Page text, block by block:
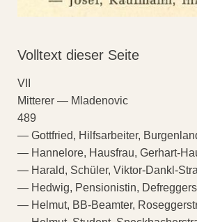
Volltext dieser Seite
VII
Mitterer — Mladenovic
489
— Gottfried, Hilfsarbeiter,
— Hannelore, Hausfrau, Gerhart-
— Harald, Schüler, Viktor-Dankl-
— Hedwig, Pensionistin,
— Helmut, BB-Beamter,